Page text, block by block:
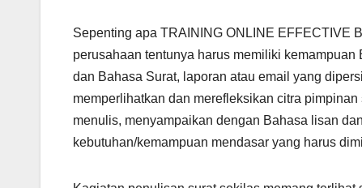
Sepenting apa TRAINING ONLINE EFFECTIVE
perusahaan tentunya harus memiliki
dan Bahasa Surat, laporan atau email yang
memperlihatkan dan merefleksikan citra
menulis, menyampaikan dengan Bahasa lisan
kebutuhan/kemampuan mendasar yang harus